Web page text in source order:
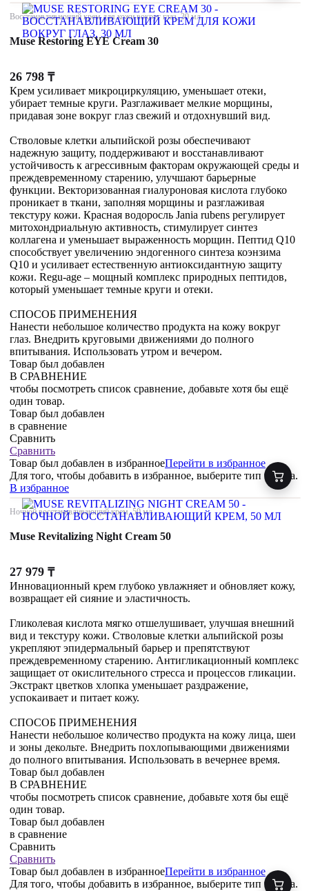
Восстанавливающий крем для кожи вокруг глаз, 30 мл
Muse Restoring EYE Cream 30
26 798 ₸
Крем усиливает микроциркуляцию, уменьшает отеки,
убирает темные круги. Разглаживает мелкие морщины,
придавая зоне вокруг глаз свежий и отдохнувший вид.
Стволовые клетки альпийской розы обеспечивают
надежную защиту, поддерживают и восстанавливают
устойчивость к агрессивным факторам окружающей среды и
преждевременному старению, улучшают барьерные
функции. Векторизованная гиалуроновая кислота глубоко
проникает в ткани, заполняя морщины и разглаживая
текстуру кожи. Красная водоросль Jania rubens регулирует
митохондриальную активность, стимулирует синтез
коллагена и уменьшает выраженность морщин. Пептид Q10
способствует увеличению эндогенного синтеза коэнзима
Q10 и усиливает естественную антиоксидантную защиту
кожи. Regu-age – мощный комплекс природных пептидов,
который уменьшает темные круги и отеки.
СПОСОБ ПРИМЕНЕНИЯ
Нанести небольшое количество продукта на кожу вокруг
глаз. Внедрить круговыми движениями до полного
впитывания. Использовать утром и вечером.
Товар был добавлен
В СРАВНЕНИЕ
чтобы посмотреть список сравнение, добавьте хотя бы ещё
один товар.
Товар был добавлен
в сравнение
Сравнить
Сравнить
Товар был добавлен в избранноеПерейти в избранное
Для того, чтобы добавить в избранное, выберите тип товара.
В избранное
Ночной восстанавливающий крем, 50 мл
Muse Revitalizing Night Cream 50
27 979 ₸
Инновационный крем глубоко увлажняет и обновляет кожу,
возвращает ей сияние и эластичность.
Гликолевая кислота мягко отшелушивает, улучшая внешний
вид и текстуру кожи. Стволовые клетки альпийской розы
укрепляют эпидермальный барьер и препятствуют
преждевременному старению. Антигликационный комплекс
защищает от окислительного стресса и процессов гликации.
Экстракт цветков хлопка уменьшает раздражение,
успокаивает и питает кожу.
СПОСОБ ПРИМЕНЕНИЯ
Нанести небольшое количество продукта на кожу лица, шеи
и зоны декольте. Внедрить похлопывающими движениями
до полного впитывания. Использовать в вечернее время.
Товар был добавлен
В СРАВНЕНИЕ
чтобы посмотреть список сравнение, добавьте хотя бы ещё
один товар.
Товар был добавлен
в сравнение
Сравнить
Сравнить
Товар был добавлен в избранноеПерейти в избранное
Для того, чтобы добавить в избранное, выберите тип товара.